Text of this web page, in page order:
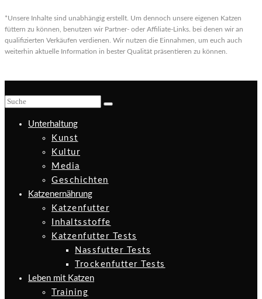
*Unsere Inhalte sind unabhängig erstellt. Um dennoch unsere eigenen Katzen
füttern zu können, benutzen wir Partner- oder Affiliate-Links. bei denen wir an
qualifizierten Verkäufen verdienen. Wir nutzen die Einnahmen, um euch auch
weiterhin aktuelle Information in bester Qualität präsentieren zu können.
Unterhaltung
Kunst
Kultur
Media
Geschichten
Katzenernährung
Katzenfutter
Inhaltsstoffe
Katzenfutter Tests
Nassfutter Tests
Trockenfutter Tests
Leben mit Katzen
Training